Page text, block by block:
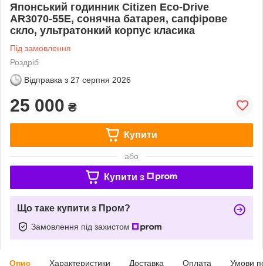
Японський годинник Citizen Eco-Drive
AR3070-55E, сонячна батарея, сапфірове
скло, ультратонкий корпус класика
Під замовлення
Роздріб
Відправка з 27 серпня 2026
25 000 ₴
Купити
або
Купити з
Що таке купити з Пром?
Замовлення під захистом
Опис Характеристики Доставка Оплата Умови